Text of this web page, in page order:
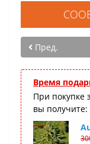
Пред.
Время
При покупке
вы получите: